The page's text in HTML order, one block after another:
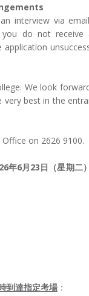
interview via
do not receive
We look
very best in the
on 2626 9100.
年6月23日（星期二
到達指定考場 ：